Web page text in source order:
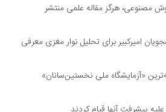
مصنوعی، هرگز مقاله علمی منتشر
امیرکبیر برای تحلیل نوار مغزی معرفی
«آزمایشگاه ملی نخستین‌سانان»